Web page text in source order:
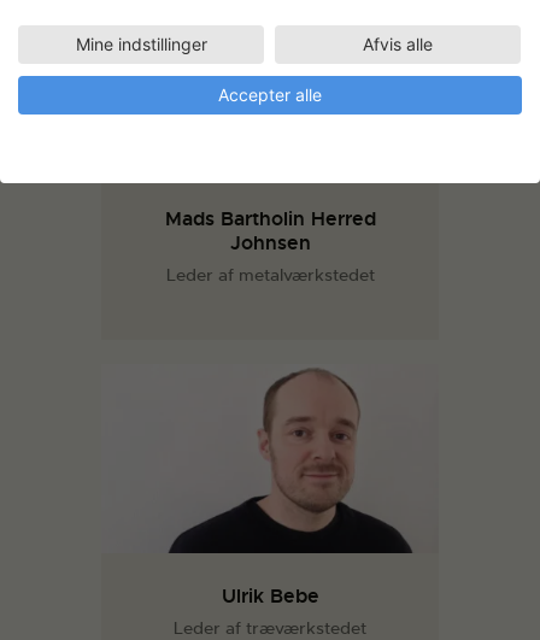
Mads Bartholin Herred
Johnsen
Leder af metalværkstedet
Ulrik Bebe
Leder af træværkstedet
Mine indstillinger Afvis alle
Accepter alle